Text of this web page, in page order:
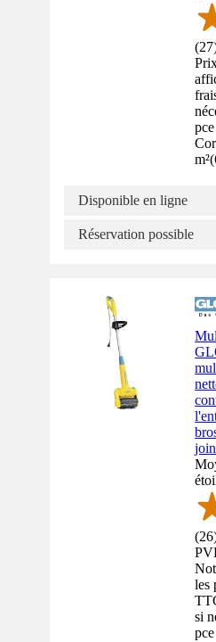
(27
pce
m²(
Disponible en ligne
Réservation possible
(26
les
si
pce